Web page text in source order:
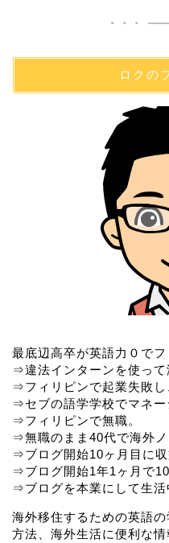
ロクの
最底辺高卒が英語力０でフ
⇒違法インターンを使って
⇒フィリピンで起業失敗し
⇒セブの語学学校でマネー
⇒フィリピンで無職。
⇒無職のまま40代で海外ノ
⇒ブログ開始10ヶ月目に収
⇒ブログ開始1年1ヶ月で
⇒ブログを本業にして生活
海外移住するための英語
方法、海外生活に便利な